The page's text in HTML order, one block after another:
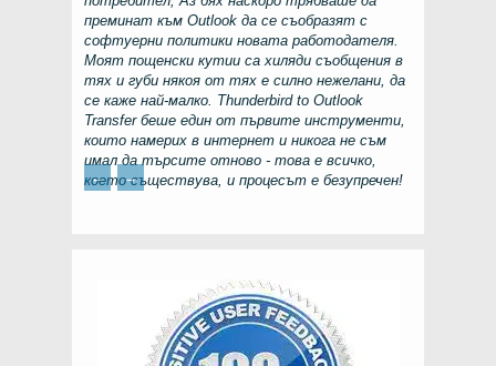
преминат към Outlook да се съобразят с
софтуерни политики новата работодателя.
Моят пощенски кутии са хиляди съобщения в
тях и губи някоя от тях е силно нежелани, да
се каже най-малко. Thunderbird to Outlook
Transferбеше един от първите инструменти,
които намерих в интернет и никога не съм
имал да търсите отново - това е всичко,
което съществува, и процесът е безупречен!
← →